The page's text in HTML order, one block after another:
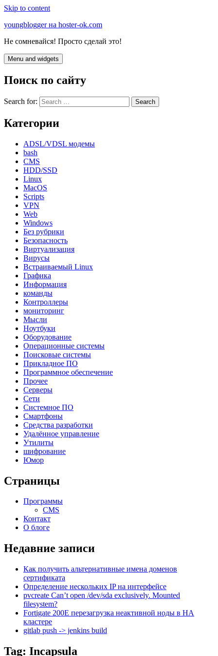
Skip to content
youngblogger на hoster-ok.com
Не сомневайся! Просто сделай это!
Menu and widgets
Поиск по сайту
Search for:
Категории
ADSL/VDSL модемы
bash
CMS
HDD/SSD
Linux
MacOS
Scripts
VPN
Web
Windows
Без рубрики
Безопасность
Виртуализация
Вирусы
Встраиваемый Linux
Графика
Информация
команды
Контроллеры
мониторинг
Мысли
Ноутбуки
Оборудование
Операционные системы
Поисковые системы
Прикладное ПО
Программное обеспечение
Прочее
Серверы
Сети
Системное ПО
Смартфоны
Средства разработки
Удалённое управление
Утилиты
шифрование
Юмор
Страницы
Программы
CMS
Контакт
О блоге
Недавние записи
Как получить альтернативные имена доменов
сертификата
Определение нескольких IP на интерфейсе
pvcreate Can’t open /dev/sda exclusively. Mounted
filesystem?
Fortigate 200E перезагрузка неактивной ноды в HA
кластере
gitlab push -> jenkins build
Tag: Incapsula